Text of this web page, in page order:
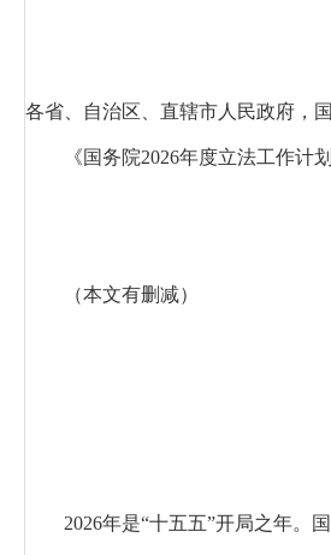
各省、自治区、直辖市人民政府，
《国务院2026年度立法工作
（本文有删减）
2026年是“十五五”开局之年。